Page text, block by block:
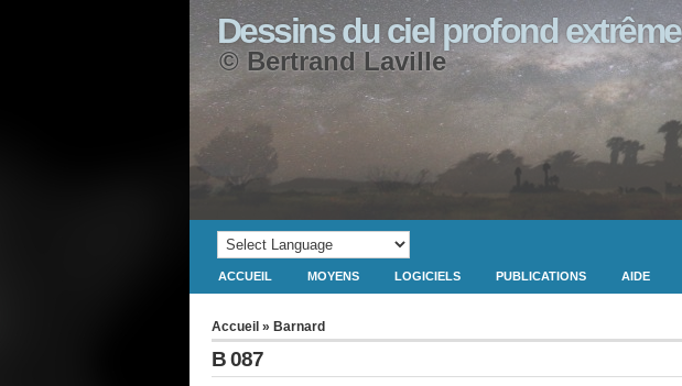
Dessins du ciel profond extrême
© Bertrand Laville
ACCUEIL MOYENS LOGICIELS PUBLICATIONS AIDE
Accueil » Barnard
B 087